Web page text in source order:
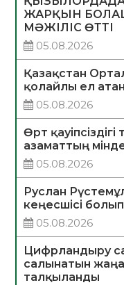
ЖАРҚЫН
МӘЖІЛІС ӨТТІ
05.08.2026
Қазақстан
қолайлы ел
05.08.2026
Өрт
азаматтың
05.08.2026
Руслан
кеңесшісі
05.08.2026
Цифрландыру
салынатын
талқыланды